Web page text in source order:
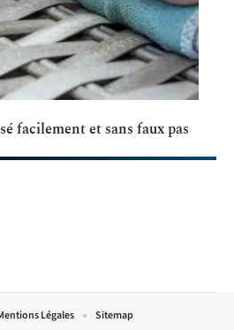
facilement et sans faux pas
Légales Sitemap